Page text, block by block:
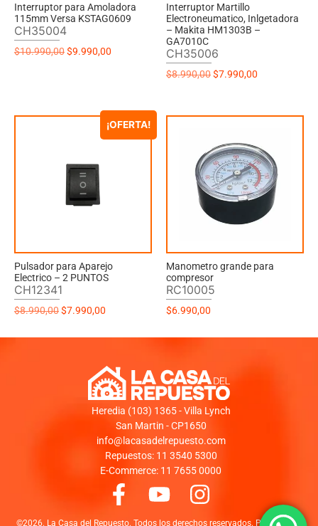
Interruptor para Amoladora
115mm Versa KSTAG0609
CH35004
$10.990,00$9.990,00
Interruptor Martillo
Electroneumatico, Inlgetadora
– Makita HM1303B –
GA7010C
CH35006
$8.990,00$7.990,00
¡OFERTA!
Pulsador para Aparejo
Electrico – 2 PUNTOS
CH12341
$8.990,00$7.990,00
Manometro grande para
compresor
RC10005
$6.990,00
Heredia (103) 1365 - Villa Lynch
San Martin - CP1650
info@lacasadelrepuesto.com
Repuestos: 11 3540 5300
E-Commerce: 11 7655 0000
©2026. La Casa del Repuesto. Todos los derechos reservados. Powered by: